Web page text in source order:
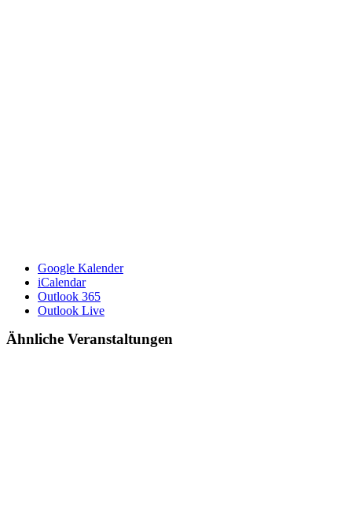
Google Kalender
iCalendar
Outlook 365
Outlook Live
Ähnliche Veranstaltungen